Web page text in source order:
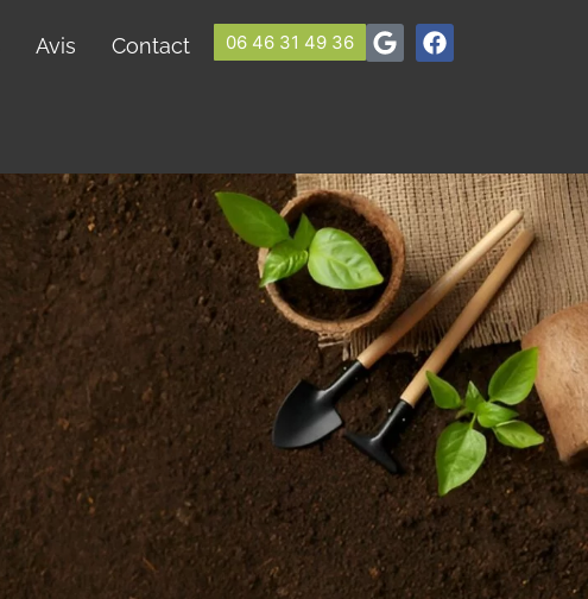
Avis Contact 06 46 31 49 36